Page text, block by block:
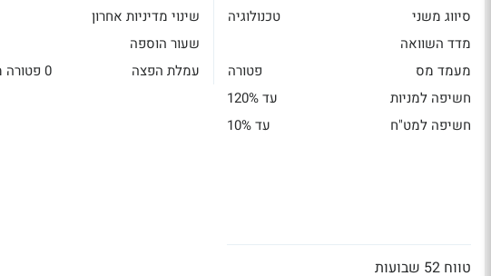
סיווג משני
טכנולוגיה
מדד השוואה
מעמד מס
פטורה
שינוי מדיניות אחרון
שעור הוספה
עמלת הפצה
0 פטורה מתשלום
חשיפה למניות
עד 120%
חשיפה למט"ח
עד 10%
טווח 52 שבועות